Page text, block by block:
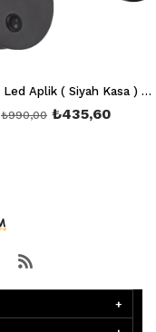
Baykuş Led Aplik ( Siyah Kasa ) Günışığı 3200K Ct 5232
₺435,60
₺990,00